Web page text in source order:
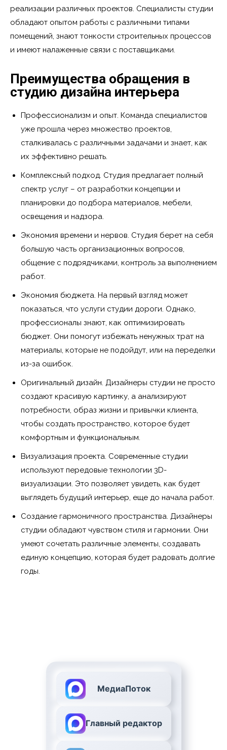
реализации различных проектов. Специалисты студии
обладают опытом работы с различными типами
помещений, знают тонкости строительных процессов
и имеют налаженные связи с поставщиками.
Преимущества обращения в
студию дизайна интерьера
Профессионализм и опыт. Команда специалистов
уже прошла через множество проектов,
сталкивалась с различными задачами и знает, как
их эффективно решать.
Комплексный подход. Студия предлагает полный
спектр услуг – от разработки концепции и
планировки до подбора материалов, мебели,
освещения и надзора.
Экономия времени и нервов. Студия берет на себя
большую часть организационных вопросов,
общение с подрядчиками, контроль за выполнением
работ.
Экономия бюджета. На первый взгляд может
показаться, что услуги студии дороги. Однако,
профессионалы знают, как оптимизировать
бюджет. Они помогут избежать ненужных трат на
материалы, которые не подойдут, или на переделки
из-за ошибок.
Оригинальный дизайн. Дизайнеры студии не просто
создают красивую картинку, а анализируют
потребности, образ жизни и привычки клиента,
чтобы создать пространство, которое будет
комфортным и функциональным.
Визуализация проекта. Современные студии
используют передовые технологии 3D-
визуализации. Это позволяет увидеть, как будет
выглядеть будущий интерьер, еще до начала работ.
Создание гармоничного пространства. Дизайнеры
студии обладают чувством стиля и гармонии. Они
умеют сочетать различные элементы, создавать
единую концепцию, которая будет радовать долгие
годы.
МедиаПоток
Главный редактор